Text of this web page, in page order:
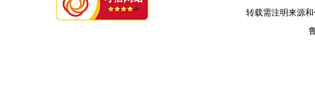
转载需注明来源